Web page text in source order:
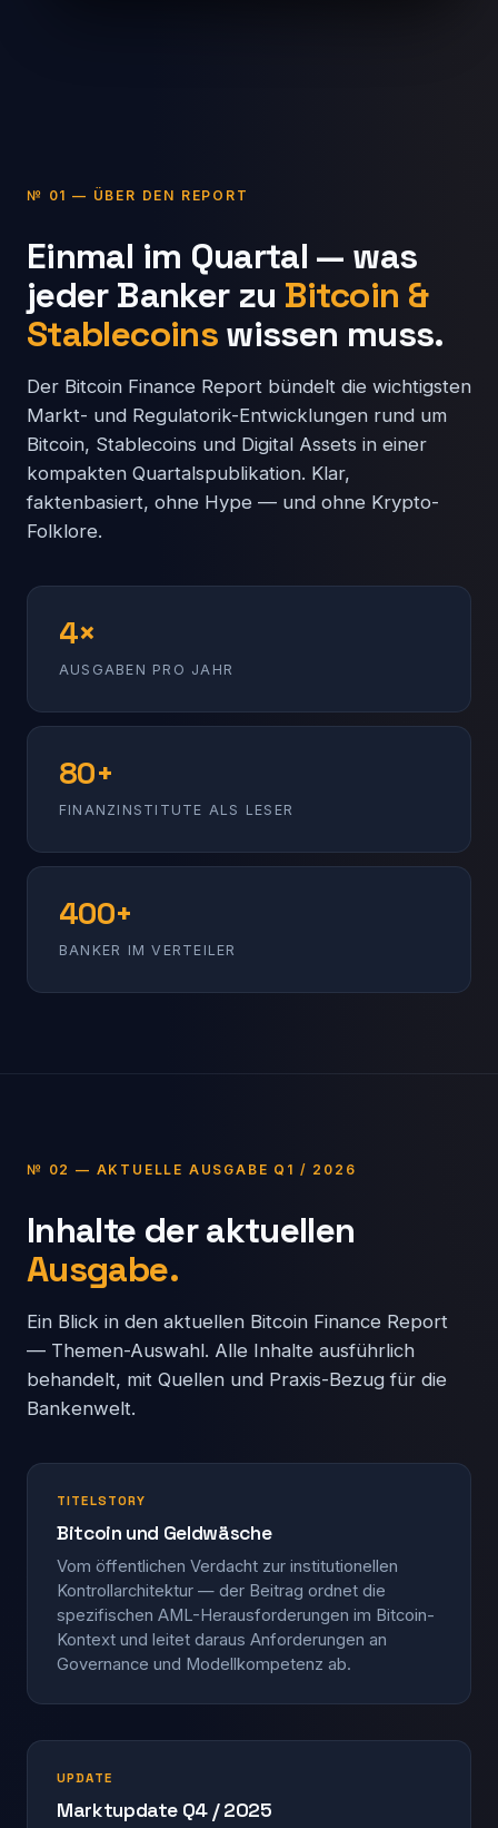
№ 01 — ÜBER DEN REPORT
Einmal im Quartal — was
jeder Banker zu Bitcoin &
Stablecoinswissen muss.
Der Bitcoin Finance Report bündelt die wichtigsten
Markt- und Regulatorik-Entwicklungen rund um
Bitcoin, Stablecoins und Digital Assets in einer
kompakten Quartalspublikation. Klar,
faktenbasiert, ohne Hype — und ohne Krypto-
Folklore.
4×
AUSGABEN PRO JAHR
80+
FINANZINSTITUTE ALS LESER
400+
BANKER IM VERTEILER
№ 02 — AKTUELLE AUSGABE Q1 / 2026
Inhalte der aktuellen
Ausgabe.
Ein Blick in den aktuellen Bitcoin Finance Report
— Themen-Auswahl. Alle Inhalte ausführlich
behandelt, mit Quellen und Praxis-Bezug für die
Bankenwelt.
TITELSTORY
Bitcoin und Geldwäsche
Vom öffentlichen Verdacht zur institutionellen
Kontroll­architektur — der Beitrag ordnet die
spezifischen AML-Heraus­forderungen im Bitcoin-
Kontext und leitet daraus Anforderungen an
Governance und Modell­kompetenz ab.
UPDATE
Marktupdate Q4 / 2025